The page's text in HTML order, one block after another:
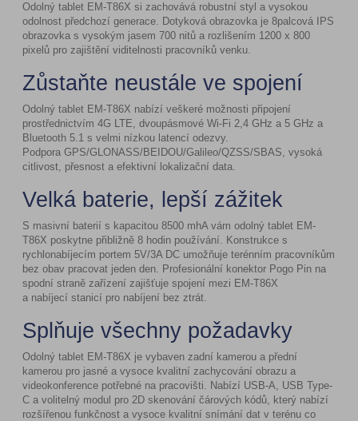
Odolný tablet EM-T86X si zachovává robustní styl a vysokou
odolnost předchozí generace. Dotyková obrazovka je 8palcová IPS
obrazovka s vysokým jasem 700 nitů a rozlišením 1200 x 800
pixelů pro zajištění viditelnosti pracovníků venku.
Zůstaňte neustále ve spojení
Odolný tablet EM-T86X nabízí veškeré možnosti připojení
prostřednictvím 4G LTE, dvoupásmové Wi-Fi 2,4 GHz a 5 GHz a
Bluetooth 5.1 s velmi nízkou latencí odezvy.
Podpora GPS/GLONASS/BEIDOU/Galileo/QZSS/SBAS, vysoká
citlivost, přesnost a efektivní lokalizační data.
Velká baterie, lepší zážitek
S masivní baterií s kapacitou 8500 mhA vám odolný tablet EM-
T86X poskytne přibližně 8 hodin používání. Konstrukce s
rychlonabíjecím portem 5V/3A DC umožňuje terénním pracovníkům
bez obav pracovat jeden den. Profesionální konektor Pogo Pin na
spodní straně zařízení zajišťuje spojení mezi EM-T86X
a nabíjecí stanicí pro nabíjení bez ztrát.
Splňuje všechny požadavky
Odolný tablet EM-T86X je vybaven zadní kamerou a přední
kamerou pro jasné a vysoce kvalitní zachycování obrazu a
videokonference potřebné na pracovišti. Nabízí USB-A, USB Type-
C a volitelný modul pro 2D skenování čárových kódů, který nabízí
rozšířenou funkčnost a vysoce kvalitní snímání dat v terénu co